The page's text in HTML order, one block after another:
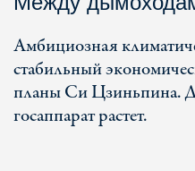
Амбициозная
стабильный
планы Си Цзиньпина.
госаппарат растет.